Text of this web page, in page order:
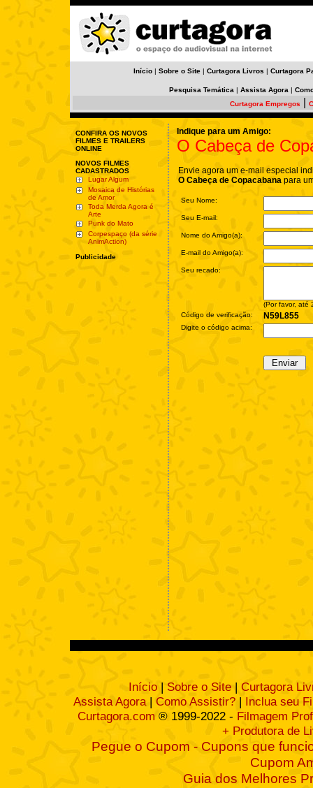
Início | Sobre o Site | Curtagora Livros | Curtagora
Pesquisa Temática | Assista Agora |
Curtagora Empregos
CONFIRA OS NOVOS
FILMES E TRAILERS
ONLINE
NOVOS FILMES
CADASTRADOS
Lugar Algum
Mosaica de Histórias
de Amor
Toda Merda Agora é
Arte
Punk do Mato
Corpespaço (da série
AnimAction)
Publicidade
Indique para um Amigo:
O Cabeça de
Envie agora um e-mail especial
O Cabeça de Copacabana para
Seu Nome:
Seu E-mail:
Nome do Amigo(a):
E-mail do Amigo(a):
Seu recado:
(Por favor, até
Código de verificação:
N59L855
Digite o código acima:
Início | Sobre o Site | Curtagora
Assista Agora| Como Assistir? | Inclua seu
Curtagora.com ® 1999-2022 - Filmagem
+ Produtora de
Pegue o Cupom - Cupons que
Cupom
Guia dos Melhores